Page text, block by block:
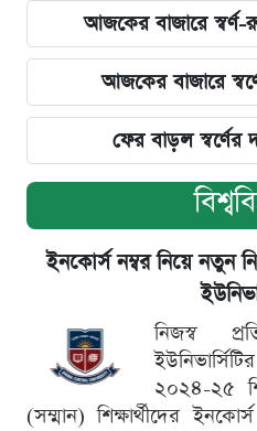
আজকের বাজারে
আজকের বাজারে
ফের বাড়ল
ইনকোর্স নম্বর নিয়ে নতুন
নিজস্ব
২০২৪-২৫
(সম্মান) শিক্ষার্থীদের